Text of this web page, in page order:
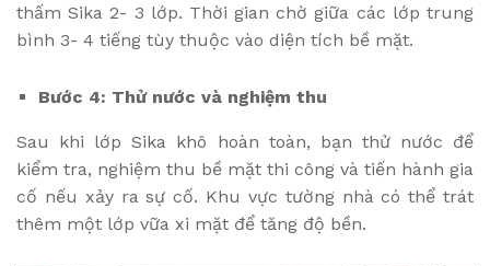
thấm Sika 2- 3 lớp. Thời gian chờ giữa các lớp trung
bình 3- 4 tiếng tùy thuộc vào diện tích bề mặt.
Bước 4: Thử nước và nghiệm thu
Sau khi lớp Sika khô hoàn toàn, bạn thử nước để
kiểm tra, nghiệm thu bề mặt thi công và tiến hành gia
cố nếu xảy ra sự cố. Khu vực tường nhà có thể trát
thêm một lớp vữa xi mặt để tăng độ bền.